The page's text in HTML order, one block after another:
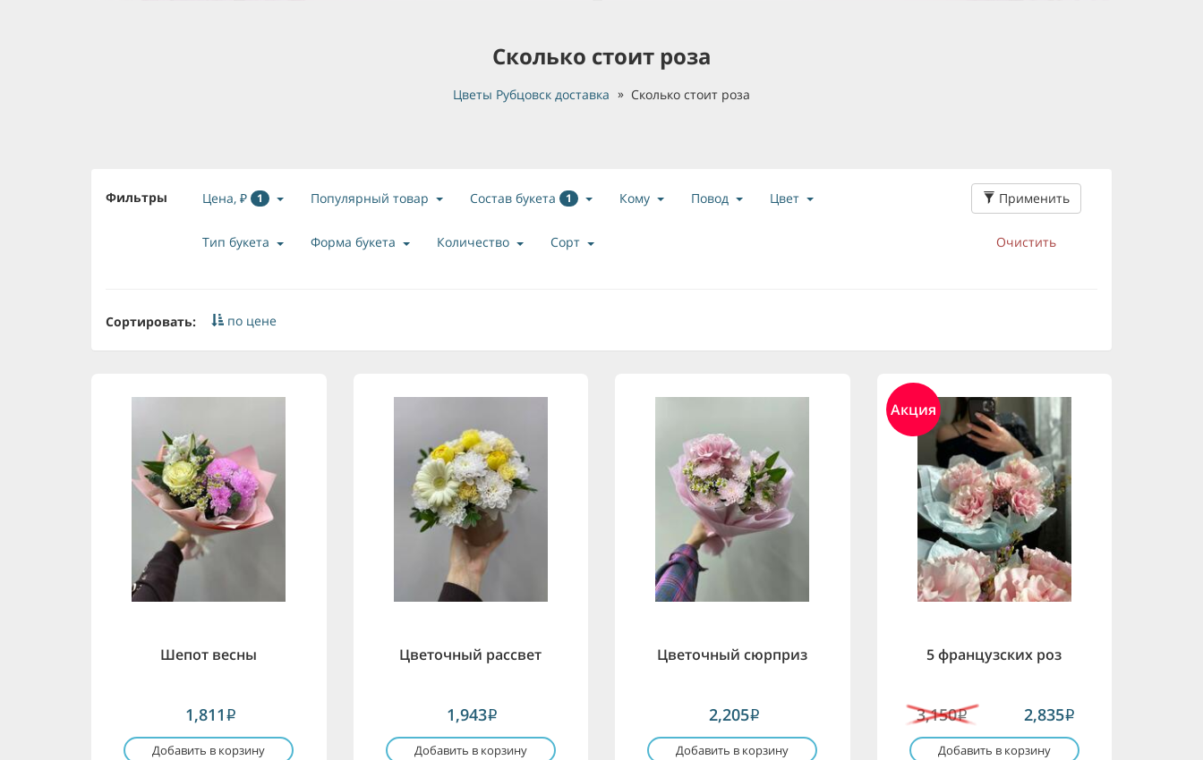
Сколько стоит роза
Цветы Рубцовск доставка Сколько стоит роза
Фильтры Цена, ₽ 1 Популярный товар Состав букета 1 Кому Повод Цвет
Тип букета Форма букета Количество Сорт
Применить
Очистить
Сортировать: по цене
Шепот весны
1,811 i
Добавить в корзину
Цветочный рассвет
1,943i
Добавить в корзину
Цветочный сюрприз
2,205i
Добавить в корзину
Акция
5 французских роз
3,150i 2,835i
Добавить в корзину